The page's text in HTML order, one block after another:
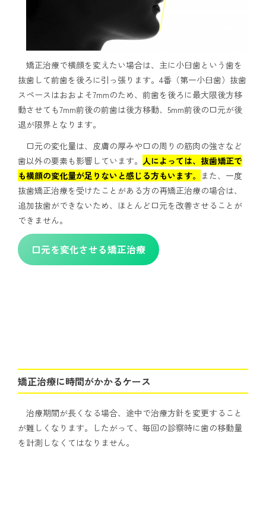
矯正治療で横顔を変えたい場合は、主に小臼歯という歯を
抜歯して前歯を後ろに引っ張ります。4番（第一小臼歯）抜歯
スペースはおおよそ7mmのため、前歯を後ろに最大限後方移
動させても7mm前後の前歯は後方移動、5mm前後の口元が後
退が限界となります。
口元の変化量は、皮膚の厚みや口の周りの筋肉の強さなど
歯以外の要素も影響しています。 人によっては、抜歯矯正で
も横顔の変化量が足りないと感じる方もいます。 また、一度
抜歯矯正治療を受けたことがある方の再矯正治療の場合は、
追加抜歯ができないため、ほとんど口元を改善させることが
できません。
口元を変化させる矯正治療
矯正治療に時間がかかるケース
治療期間が長くなる場合、途中で治療方針を変更すること
が難しくなります。したがって、毎回の診察時に歯の移動量
を計測しなくてはなりません。